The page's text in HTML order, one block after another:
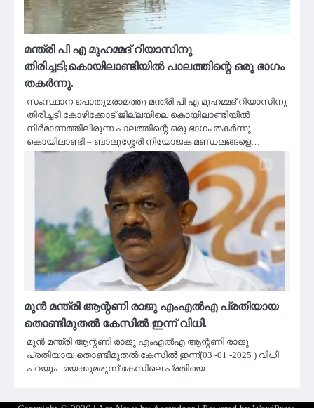
മന്ത്രി പി എ മുഹമ്മദ് റിയാസിനു
തിരിച്ചടി;കൊയിലാണ്ടിയില്‍ പാലത്തിന്റെ ഒരു ഭാഗം
തകര്‍ന്നു.
സംസ്ഥാന പൊതുമരാമത്തു മന്ത്രി പി എ മുഹമ്മദ് റിയാസിനു
തിരിച്ചടി.കോഴിക്കോട് ജില്ലയിലെ കൊയിലാണ്ടിയില്‍
നിര്‍മാണത്തിലിരുന്ന പാലത്തിന്റെ ഒരു ഭാഗം തകര്‍ന്നു.
കൊയിലാണ്ടി – ബാലുശ്ശേരി നിയോജക മണ്ഡലങ്ങളെ…
മുൻ മന്ത്രി ആന്റണി രാജു എംഎൽഎ പ്രതിയായ
തൊണ്ടിമുതൽ കേസില്‍ ഇന്ന് വിധി.
മുൻ മന്ത്രി ആന്റണി രാജു എംഎൽഎ ആന്റണി രാജു
പ്രതിയായ തൊണ്ടിമുതല്‍ കേസില്‍ ഇന്ന്(03 -01 -2025 ) വിധി
പറയും . മയക്കുമരുന്ന് കേസിലെ പ്രതിയെ…